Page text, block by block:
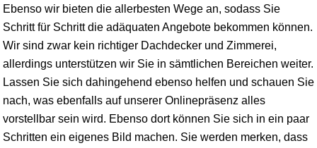
Ebenso wir bieten die allerbesten Wege an, sodass Sie
Schritt für Schritt die adäquaten Angebote bekommen können.
Wir sind zwar kein richtiger Dachdecker und Zimmerei,
allerdings unterstützen wir Sie in sämtlichen Bereichen weiter.
Lassen Sie sich dahingehend ebenso helfen und schauen Sie
nach, was ebenfalls auf unserer Onlinepräsenz alles
vorstellbar sein wird. Ebenso dort können Sie sich in ein paar
Schritten ein eigenes Bild machen. Sie werden merken, dass